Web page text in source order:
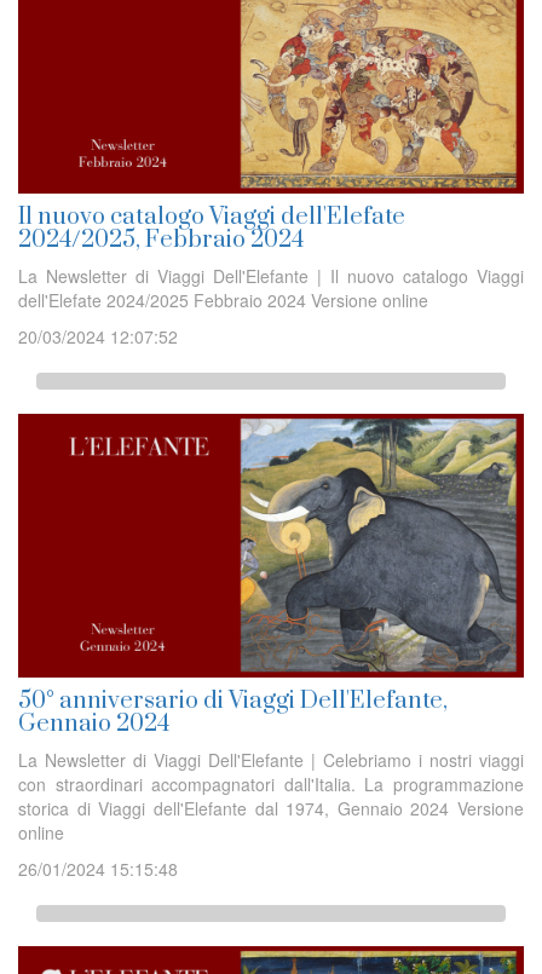
Il nuovo catalogo Viaggi dell'Elefate
2024/2025, Febbraio 2024
La Newsletter di Viaggi Dell'Elefante | Il nuovo catalogo Viaggi
dell'Elefate 2024/2025 Febbraio 2024 Versione online
20/03/2024 12:07:52
50° anniversario di Viaggi Dell'Elefante,
Gennaio 2024
La Newsletter di Viaggi Dell'Elefante | Celebriamo i nostri viaggi
con straordinari accompagnatori dall'Italia. La programmazione
storica di Viaggi dell'Elefante dal 1974, Gennaio 2024 Versione
online
26/01/2024 15:15:48